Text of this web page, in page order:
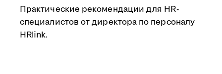
Практические рекомендации для HR-
специалистов от директора по персоналу
HRlink.